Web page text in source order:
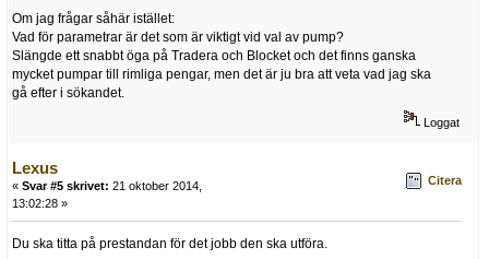
Om jag frågar såhär istället:
Vad för parametrar är det som är viktigt vid val av pump?
Slängde ett snabbt öga på Tradera och Blocket och det finns ganska
mycket pumpar till rimliga pengar, men det är ju bra att veta vad jag ska
gå efter i sökandet.
Loggat
Lexus
« Svar #5 skrivet: 21 oktober 2014,
13:02:28 »
Citera
Du ska titta på prestandan för det jobb den ska utföra.